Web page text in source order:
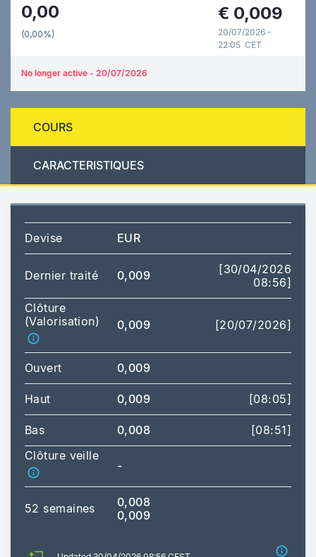
0,00
(0,00%)
€ 0,009
20/07/2026 -
22:05 CET
No longer active - 20/07/2026
COURS
CARACTERISTIQUES
Devise EUR
Dernier traité 0,009
[30/04/2026
08:56]
Clôture
(Valorisation)
0,009 [20/07/2026]
Ouvert 0,009
Haut 0,009 [08:05]
Bas 0,008
[08:51]
Clôture veille
-
52 semaines
0,008
0,009